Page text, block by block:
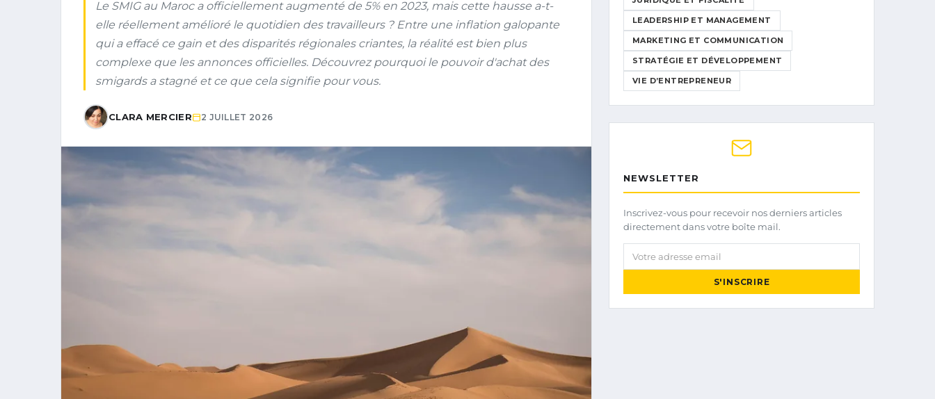
Le SMIG au Maroc a officiellement augmenté de 5% en 2023, mais cette hausse a-t-
elle réellement amélioré le quotidien des travailleurs ? Entre une inflation galopante
qui a effacé ce gain et des disparités régionales criantes, la réalité est bien plus
complexe que les annonces officielles. Découvrez pourquoi le pouvoir d'achat des
smigards a stagné et ce que cela signifie pour vous.
CLARA MERCIER 2 JUILLET 2026
LEADERSHIP ET MANAGEMENT
MARKETING ET COMMUNICATION
STRATÉGIE ET DÉVELOPPEMENT
VIE D’ENTREPRENEUR
NEWSLETTER
Inscrivez-vous pour recevoir nos derniers articles
directement dans votre boîte mail.
Votre adresse email
S'INSCRIRE